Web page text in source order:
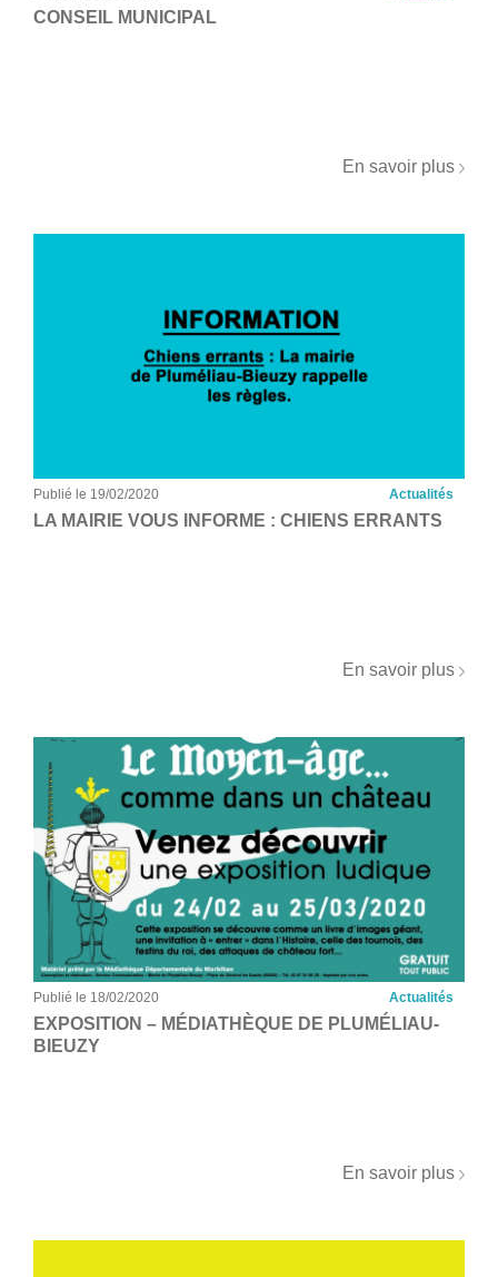
CONSEIL MUNICIPAL
En savoir plus
Publié le 19/02/2020 Actualités
LA MAIRIE VOUS INFORME : CHIENS ERRANTS
En savoir plus
Publié le 18/02/2020 Actualités
EXPOSITION – MÉDIATHÈQUE DE PLUMÉLIAU-
BIEUZY
En savoir plus